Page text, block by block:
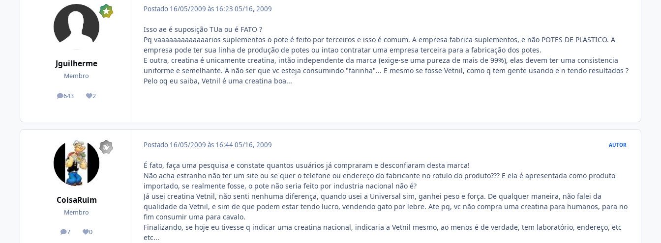
Jguilherme
Membro
643
posts 2
Reputação
Postado 16/05/2009 às 16:23 05/16, 2009
Isso ae é suposição TUa ou é FATO ?
Pq vaaaaaaaaaaaaarios suplementos o pote é feito por terceiros e isso é comum. A empresa fabrica suplementos, e não POTES DE PLASTICO. A
empresa pode ter sua linha de produção de potes ou intao contratar uma empresa terceira para a fabricação dos potes.
E outra, creatina é unicamente creatina, intão independente da marca (exige-se uma pureza de mais de 99%), elas devem ter uma consistencia
uniforme e semelhante. A não ser que vc esteja consumindo "farinha"... E mesmo se fosse Vetnil, como q tem gente usando e n tendo resultados ?
Pelo oq eu saiba, Vetnil é uma creatina boa...
CoisaRuim
Membro
7
posts 0
Reputação
Postado 16/05/2009 às 16:4405/16, 2009 AUTOR
É fato, faça uma pesquisa e constate quantos usuários já compraram e desconfiaram desta marca!
Não acha estranho não ter um site ou se quer o telefone ou endereço do fabricante no rotulo do produto??? E ela é apresentada como produto
importado, se realmente fosse, o pote não seria feito por industria nacional não é?
Já usei creatina Vetnil, não senti nenhuma diferença, quando usei a Universal sim, ganhei peso e força. De qualquer maneira, não falei da
qualidade da Vetnil, e sim de que podem estar tendo lucro, vendendo gato por lebre. Ate pq, vc não compra uma creatina para humanos, para no
fim consumir uma para cavalo.
Finalizando, se hoje eu tivesse q indicar uma creatina nacional, indicaria a Vetnil mesmo, ao menos é de verdade, tem laboratório, endereço, etc
etc...